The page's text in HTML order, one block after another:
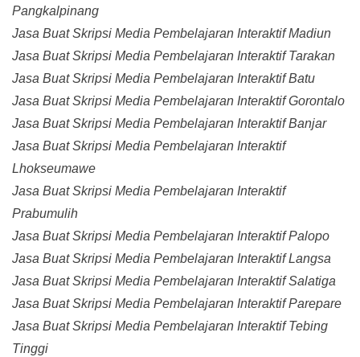
Pangkalpinang
Jasa Buat Skripsi Media Pembelajaran Interaktif Madiun
Jasa Buat Skripsi Media Pembelajaran Interaktif Tarakan
Jasa Buat Skripsi Media Pembelajaran Interaktif Batu
Jasa Buat Skripsi Media Pembelajaran Interaktif Gorontalo
Jasa Buat Skripsi Media Pembelajaran Interaktif Banjar
Jasa Buat Skripsi Media Pembelajaran Interaktif
Lhokseumawe
Jasa Buat Skripsi Media Pembelajaran Interaktif
Prabumulih
Jasa Buat Skripsi Media Pembelajaran Interaktif Palopo
Jasa Buat Skripsi Media Pembelajaran Interaktif Langsa
Jasa Buat Skripsi Media Pembelajaran Interaktif Salatiga
Jasa Buat Skripsi Media Pembelajaran Interaktif Parepare
Jasa Buat Skripsi Media Pembelajaran Interaktif Tebing
Tinggi